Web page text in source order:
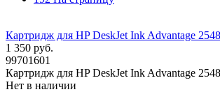
Картридж для HP DeskJet Ink Advantage
1 350 руб.
99701601
Картридж для HP DeskJet Ink Advantage
Нет в наличии